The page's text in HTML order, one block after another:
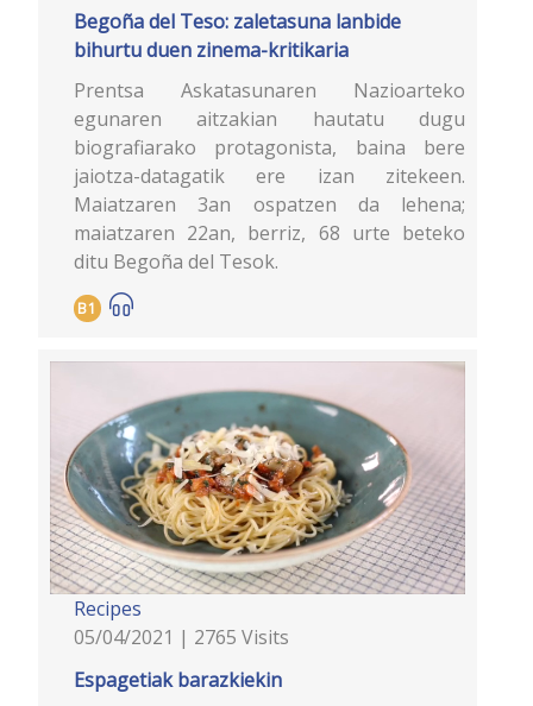
Begoña del Teso: zaletasuna lanbide
bihurtu duen zinema-kritikaria
Prentsa Askatasunaren Nazioarteko
egunaren aitzakian hautatu dugu
biografiarako protagonista, baina bere
jaiotza-datagatik ere izan zitekeen.
Maiatzaren 3an ospatzen da lehena;
maiatzaren 22an, berriz, 68 urte beteko
ditu Begoña del Tesok.
B1
Recipes
05/04/2021 | 2765 Visits
Espagetiak barazkiekin